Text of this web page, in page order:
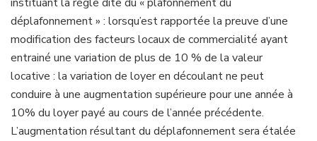
déplafonnement » : lorsqu’est rapportée la preuve d’une
modification des facteurs locaux de commercialité ayant
entrainé une variation de plus de 10 % de la valeur
locative : la variation de loyer en découlant ne peut
conduire à une augmentation supérieure pour une année à
10% du loyer payé au cours de l’année précédente.
L’augmentation résultant du déplafonnement sera étalée